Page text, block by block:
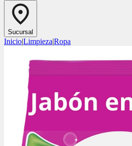
Sucursal
Inicio|Limpieza|Ropa